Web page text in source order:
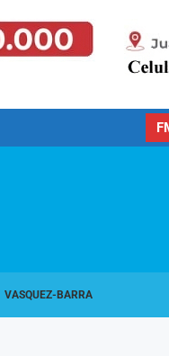
VASQUEZ-BARRA